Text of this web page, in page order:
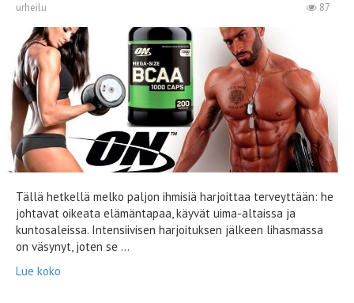
urheilu 87
Tällä hetkellä melko paljon ihmisiä harjoittaa terveyttään: he
johtavat oikeata elämäntapaa, käyvät uima-altaissa ja
kuntosaleissa. Intensiivisen harjoituksen jälkeen lihasmassa
on väsynyt, joten se ...
Lue koko